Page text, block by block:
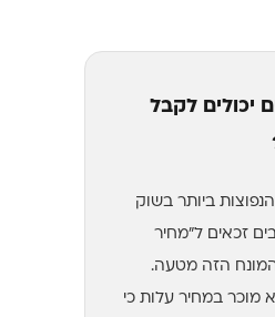
יכולים לקבל
ביותר בשוק
זכאים ל"מחיר
הזה מטעה.
מוכר במחיר עלות כי